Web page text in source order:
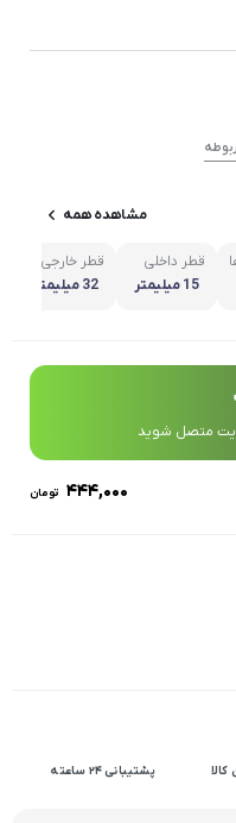
مشاهده همه
قطر داخلی
15 میلیمتر
قطر خارجی
32 میلیمتر
متصل شوید
۴۴۴,۰۰۰ تومان
پشتیبانی 24 ساعته